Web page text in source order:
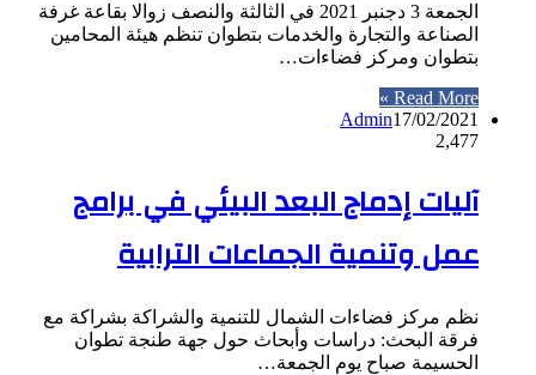
الجمعة 3 دجنبر 2021 في الثالثة والنصف زوالا بقاعة غرفة
الصناعة والتجارة والخدمات بتطوان تنظم هيئة المحامين
بتطوان ومركز فضاءات…
Read More »
Admin17/02/2021
2,477
آليات إدماج البعد البيئي في برامج
عمل وتنمية الجماعات الترابية
نظم مركز فضاءات الشمال للتنمية والشراكة بشراكة مع
فرقة البحث: دراسات وأبحاث حول جهة طنجة تطوان
الحسيمة صباح يوم الجمعة…